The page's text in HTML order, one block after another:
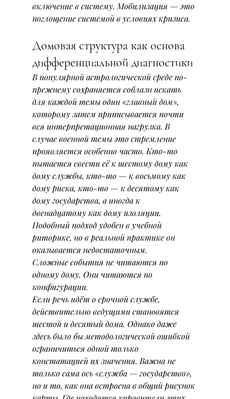
включение в систему. Мобилизация — это
поглощение системой в условиях кризиса.
Домовая структура как основа
дифференциальной диагностики
В популярной астрологической среде по-
прежнему сохраняется соблазн искать
для каждой темы один «главный дом»,
которому затем приписывается почти
вся интерпретационная нагрузка. В
случае военной темы это стремление
проявляется особенно часто. Кто-то
пытается свести её к шестому дому как
дому службы, кто-то — к восьмому как
дому риска, кто-то — к десятому как
дому государства, а иногда к
двенадцатому как дому изоляции.
Подобный подход удобен в учебной
риторике, но в реальной практике он
оказывается недостаточным.
Сложные события не читаются по
одному дому. Они читаются по
конфигурации.
Если речь идёт о срочной службе,
действительно ведущими становятся
шестой и десятый дома. Однако даже
здесь было бы методологической ошибкой
ограничиться одной только
констатацией их значения. Важна не
только сама ось «служба — государство»,
но и то, как она встроена в общий рисунок